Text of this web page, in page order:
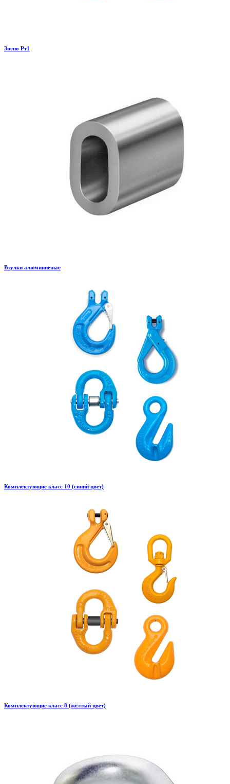
Звено Рт1
Втулки алюминиевые
Комплектующие класс 10 (синий цвет)
Комплектующие класс 8 (жёлтый цвет)